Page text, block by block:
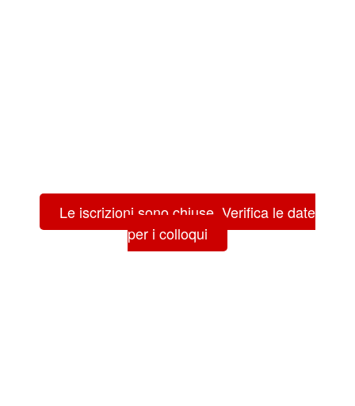
Le iscrizioni sono chiuse. Verifica le date
per i colloqui